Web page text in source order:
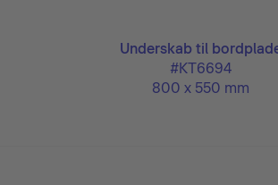
Underskab til
#KT6694
800 x 550 mm